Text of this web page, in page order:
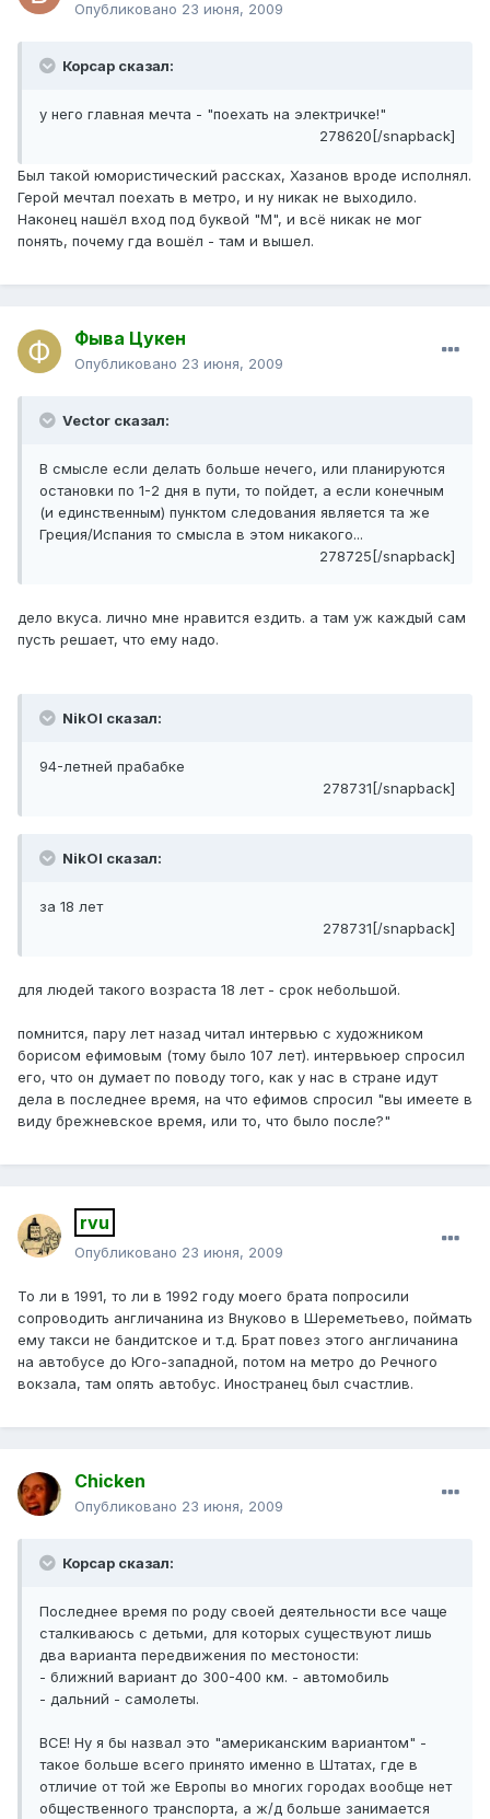
Опубликовано 23 июня, 2009
Корсар сказал:
у него главная мечта - "поехать на электричке!"
278620[/snapback]
Был такой юмористический рассках, Хазанов вроде исполнял.
Герой мечтал поехать в метро, и ну никак не выходило.
Наконец нашёл вход под буквой "М", и всё никак не мог
понять, почему гда вошёл - там и вышел.
Фыва Цукен
Опубликовано 23 июня, 2009
Vector сказал:
В смысле если делать больше нечего, или планируются
остановки по 1-2 дня в пути, то пойдет, а если конечным
(и единственным) пунктом следования является та же
Греция/Испания то смысла в этом никакого...
278725[/snapback]
дело вкуса. лично мне нравится ездить. а там уж каждый сам
пусть решает, что ему надо.
NikOl сказал:
94-летней прабабке
278731[/snapback]
NikOl сказал:
за 18 лет
278731[/snapback]
для людей такого возраста 18 лет - срок небольшой.
помнится, пару лет назад читал интервью с художником
борисом ефимовым (тому было 107 лет). интервьюер спросил
его, что он думает по поводу того, как у нас в стране идут
дела в последнее время, на что ефимов спросил "вы имеете в
виду брежневское время, или то, что было после?"
rvu
Опубликовано 23 июня, 2009
То ли в 1991, то ли в 1992 году моего брата попросили
сопроводить англичанина из Внуково в Шереметьево, поймать
ему такси не бандитское и т.д. Брат повез этого англичанина
на автобусе до Юго-западной, потом на метро до Речного
вокзала, там опять автобус. Иностранец был счастлив.
Chicken
Опубликовано 23 июня, 2009
Корсар сказал:
Последнее время по роду своей деятельности все чаще
сталкиваюсь с детьми, для которых существуют лишь
два варианта передвижения по местоности:
- ближний вариант до 300-400 км. - автомобиль
- дальний - самолеты.
ВСЕ! Ну я бы назвал это "американским вариантом" -
такое больше всего принято именно в Штатах, где в
отличие от той же Европы во многих городах вообще нет
общественного транспорта, а ж/д больше занимается